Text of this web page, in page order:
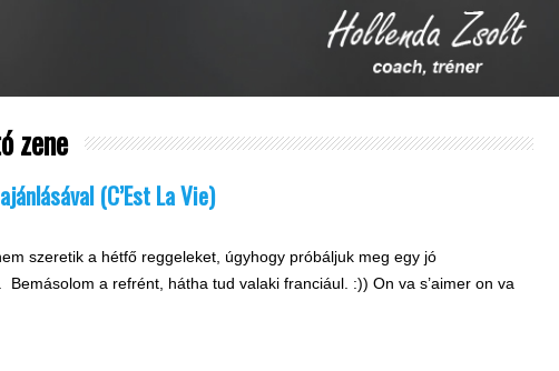
zene
(C’Est La Vie)
szeretik a hétfő reggeleket, úgyhogy próbáljuk meg egy jó
a refrént, hátha tud valaki franciául. :)) On va s’aimer on va